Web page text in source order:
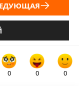
0 0 0